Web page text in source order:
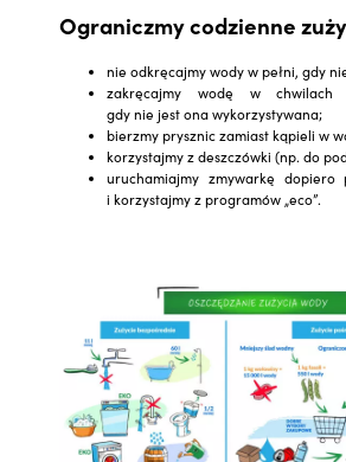
Ograniczmy codzienne
nie odkręcajmy wody w pełni, gdy
zakręcajmy wodę w chwilach
gdy nie jest ona wykorzystywana;
bierzmy prysznic zamiast kąpieli w
korzystajmy z deszczówki (np. do
uruchamiajmy zmywarkę dopiero
i korzystajmy z programów „eco”.